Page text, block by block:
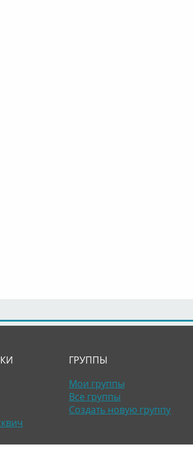
ГРУППЫ
Мои группы
Все группы
Создать новую группу